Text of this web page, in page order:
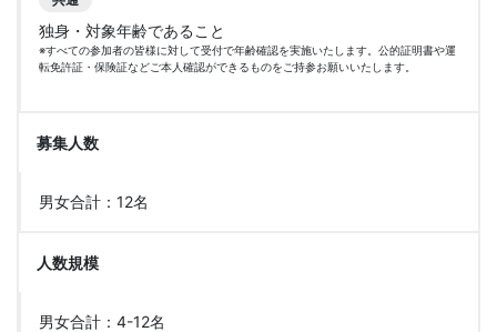
独身・対象年齢であること
※すべての参加者の皆様に対して受付で年齢確認を実施いたします。公的証明書や運
転免許証・保険証などご本人確認ができるものをご持参お願いいたします。
募集人数
男女合計：12名
人数規模
男女合計：4-12名